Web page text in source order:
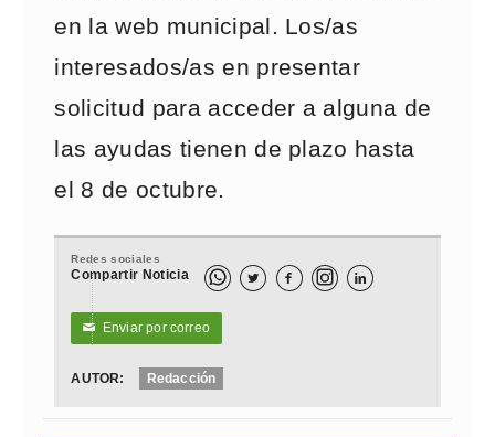
en la web municipal. Los/as
interesados/as en presentar
solicitud para acceder a alguna de
las ayudas tienen de plazo hasta
el 8 de octubre.
Redes sociales
Compartir Noticia   
✉ Enviar por correo
AUTOR: Redacción